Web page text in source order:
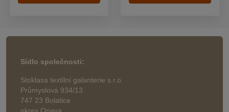
Sídlo společnosti:
Stoklasa textilní galanterie s.r.o.
Průmyslová 934/13
747 23 Bolatice